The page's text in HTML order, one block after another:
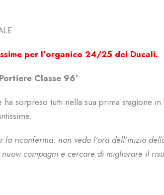
per l’organico 24/25 dei Ducali.
Classe 96’
ha sorpreso tutti nella sua prima stagione
la riconferma: non vedo l’ora dell’inizio
compagni e cercare di migliorare il